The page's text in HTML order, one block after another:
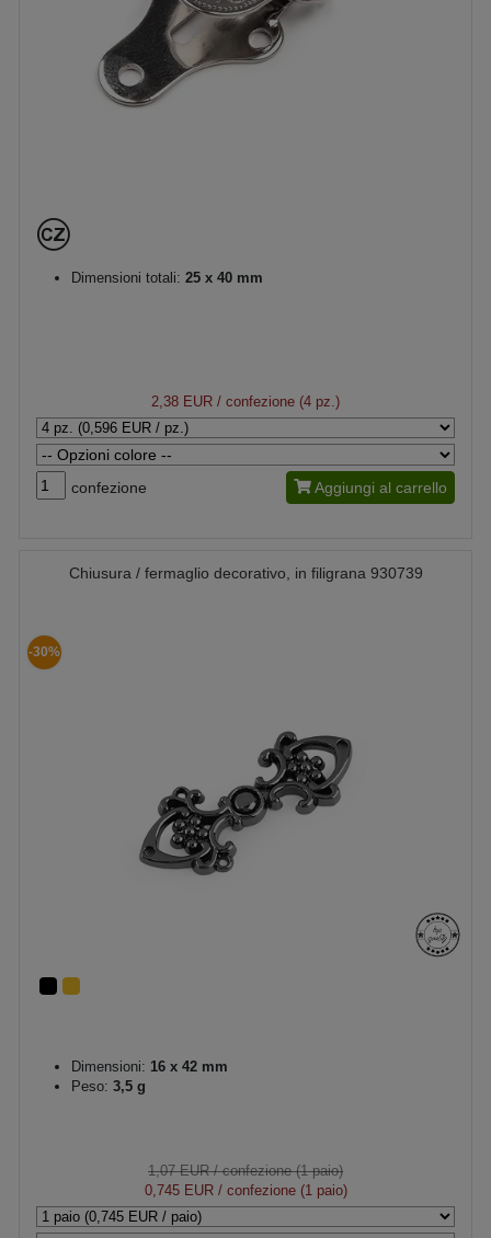
Dimensioni totali: 25 x 40 mm
2,38 EUR / confezione (4 pz.)
confezione Aggiungi al carrello
Chiusura / fermaglio decorativo, in filigrana 930739
-30%
Dimensioni: 16 x 42 mm
Peso: 3,5 g
1,07 EUR/ confezione (1 paio)
0,745 EUR/ confezione (1 paio)